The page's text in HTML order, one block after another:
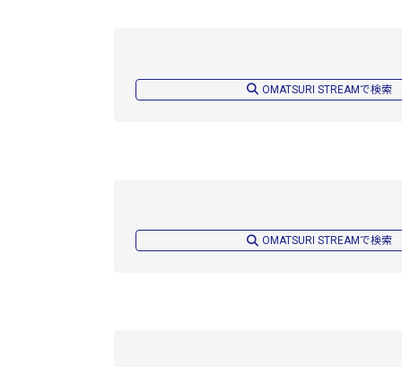
OMATSURI STREAMで検索
OMATSURI STREAMで検索